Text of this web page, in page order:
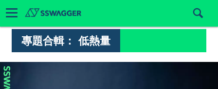
專題合輯： 低熱量